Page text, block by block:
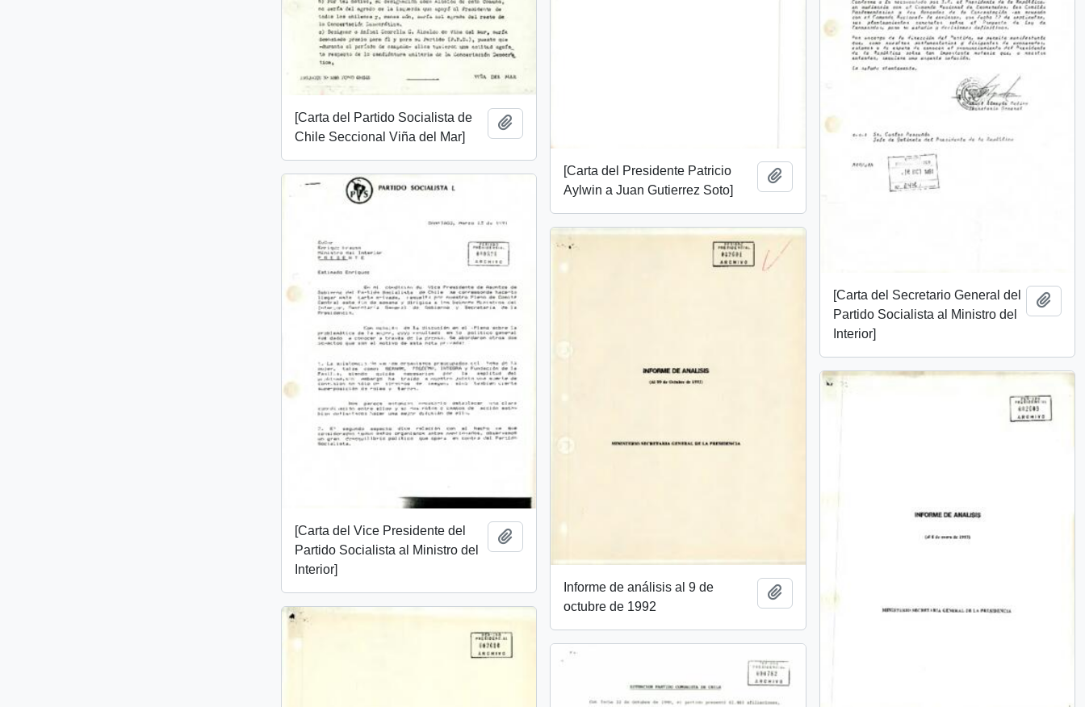
[Carta del Presidente Patricio
Aylwin a Juan Gutierrez Soto]
Añadir al portapapeles
[Carta del Partido Socialista de
Chile Seccional Viña del Mar]
[Carta del Secretario General del
Partido Socialista al Ministro del
Interior]
[Carta del Vice Presidente del
Partido Socialista al Ministro del
Interior]
Informe de análisis al 9 de
octubre de 1992
Añadir al portapapeles